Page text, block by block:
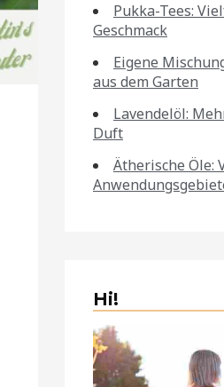
Pukka-Tees:
Geschmack
Eigene
aus dem Garten
Lavendelöl:
Duft
Ätherische Öle:
Hi!